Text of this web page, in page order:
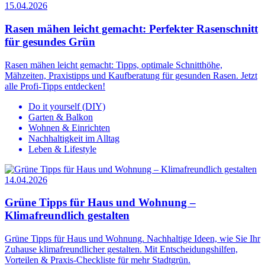
15.04.2026
Rasen mähen leicht gemacht: Perfekter Rasenschnitt
für gesundes Grün
Rasen mähen leicht gemacht: Tipps, optimale Schnitthöhe,
Mähzeiten, Praxistipps und Kaufberatung für gesunden Rasen. Jetzt
alle Profi-Tipps entdecken!
Do it yourself (DIY)
Garten & Balkon
Wohnen & Einrichten
Nachhaltigkeit im Alltag
Leben & Lifestyle
14.04.2026
Grüne Tipps für Haus und Wohnung –
Klimafreundlich gestalten
Grüne Tipps für Haus und Wohnung. Nachhaltige Ideen, wie Sie Ihr
Zuhause klimafreundlicher gestalten. Mit Entscheidungshilfen,
Vorteilen & Praxis-Checkliste für mehr Stadtgrün.